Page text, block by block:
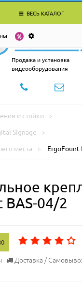
ВЕСЬ КАТАЛОГ
Продажа и установка
видеооборудования
и стойки
Signage
места
ErgoFount
BAS-04/2
Доставка /